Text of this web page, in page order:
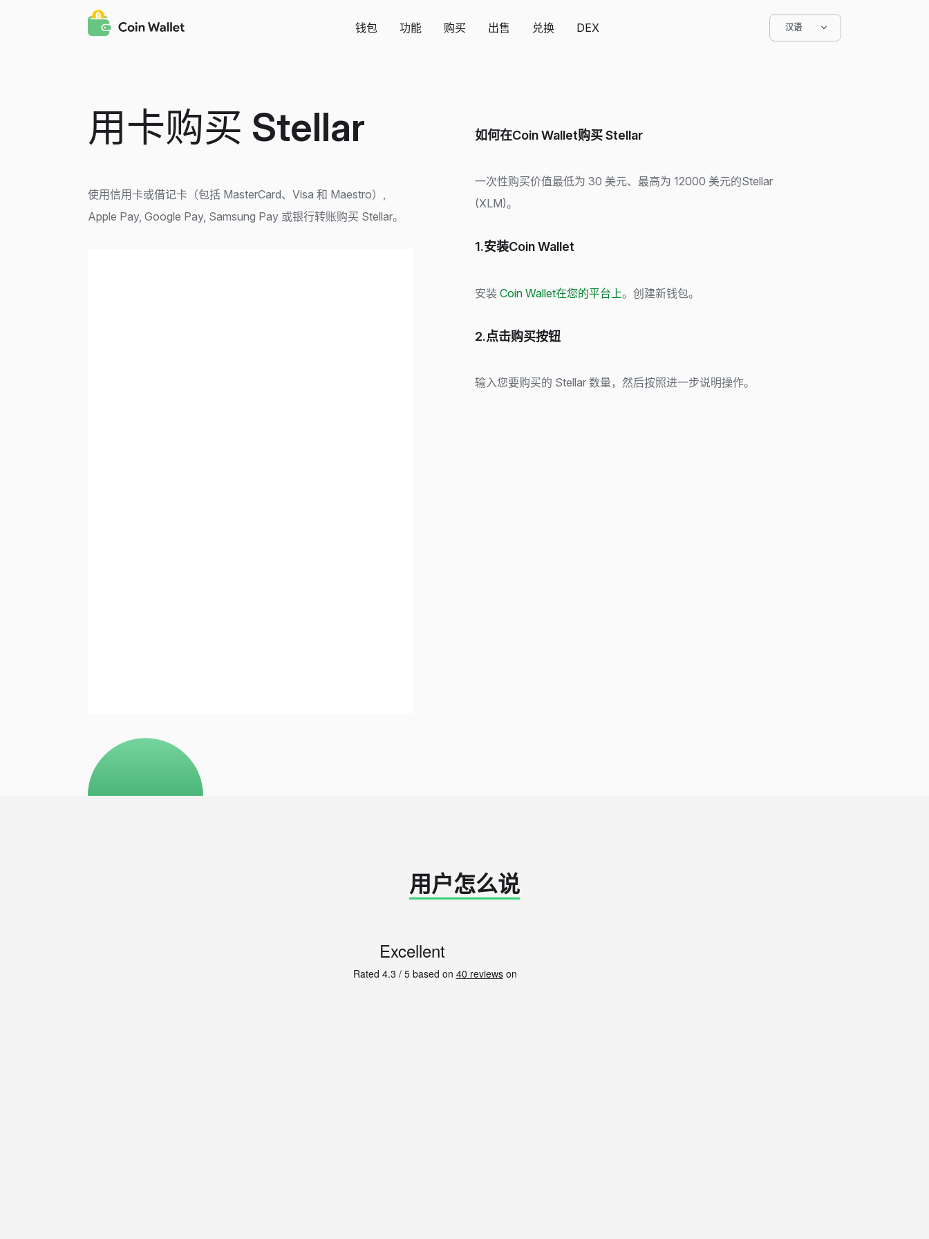
钱包 功能 购买 出售 兑换 DEX 汉语
用卡购买 Stellar
使用信用卡或借记卡（包括 MasterCard、Visa 和 Maestro）,
Apple Pay, Google Pay, Samsung Pay 或银行转账购买 Stellar。
如何在Coin Wallet购买 Stellar
一次性购买价值最低为 30 美元、最高为 12000 美元的Stellar
(XLM)。
1.安装Coin Wallet
安装 Coin Wallet在您的平台上。创建新钱包。
2.点击购买按钮
输入您要购买的 Stellar 数量，然后按照进一步说明操作。
用户怎么说